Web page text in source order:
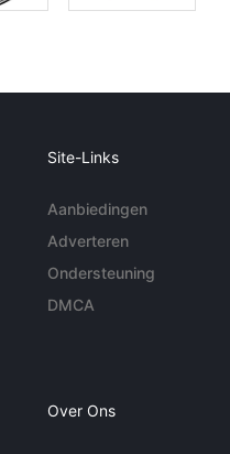
Site-Links
Aanbiedingen
Adverteren
Ondersteuning
DMCA
Over Ons